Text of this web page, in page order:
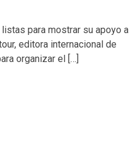
para mostrar su apoyo a
editora internacional de
organizar el […]